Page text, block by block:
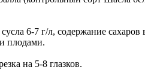
6-7 г/л, содержание
плодами.
на 5-8 глазков.